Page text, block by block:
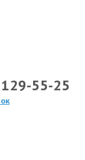
55-25